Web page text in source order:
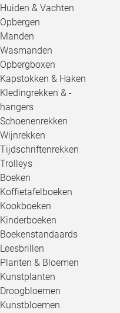
Huiden & Vachten
Opbergen
Manden
Wasmanden
Opbergboxen
Kapstokken & Haken
Kledingrekken & -
hangers
Schoenenrekken
Wijnrekken
Tijdschriftenrekken
Trolleys
Boeken
Koffietafelboeken
Kookboeken
Kinderboeken
Boekenstandaards
Leesbrillen
Planten & Bloemen
Kunstplanten
Droogbloemen
Kunstbloemen